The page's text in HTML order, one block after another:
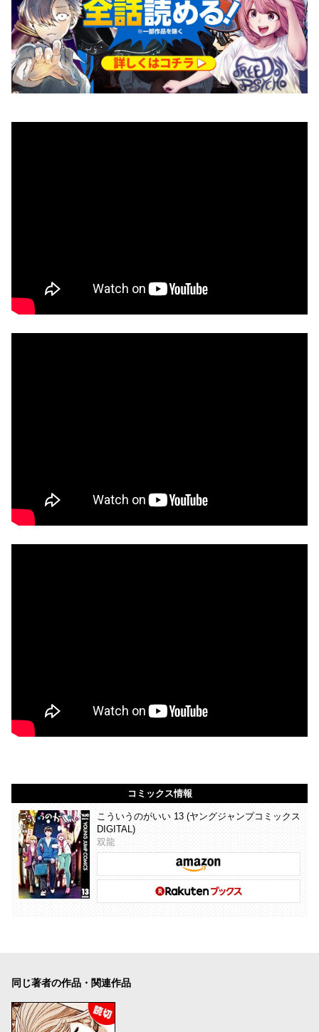
コミックス情報
こういうのがいい 13 (ヤングジャンプコミックス
DIGITAL)
双龍
同じ著者の作品・関連作品